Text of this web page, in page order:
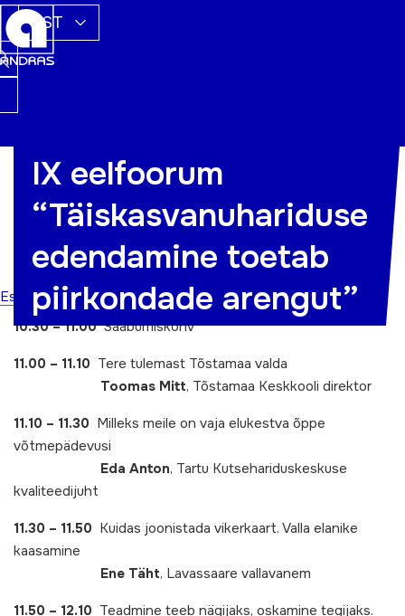
EST
Esileht
IX eelfoorum
“Täiskasvanuhariduse
edendamine toetab
piirkondade arengut”
… toimub 09.juunil 2011 algusega kell 11.00 Tõstamaa
mõisas.
Juhtteemaks on elukestva õppe võtmepädevuste
kättesaadavus
PÄEVAKAVA
10.30 – 11.00Saabumiskohv
11.00 – 11.10 Tere tulemast Tõstamaa valda
Toomas Mitt, Tõstamaa Keskkooli direktor
11.10 – 11.30 Milleks meile on vaja elukestva õppe
võtmepädevusi
Eda Anton, Tartu Kutsehariduskeskuse
kvaliteedijuht
11.30 – 11.50 Kuidas joonistada vikerkaart. Valla elanike
kaasamine
Ene Täht, Lavassaare vallavanem
11.50 – 12.10 Teadmine teeb nägijaks, oskamine tegijaks.